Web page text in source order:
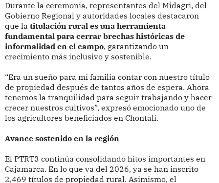
Durante la ceremonia, representantes del Midagri, del
Gobierno Regional y autoridades locales destacaron
que la titulación rural es una herramienta
fundamental para cerrar brechas históricas de
informalidad en el campo, garantizando un
crecimiento más inclusivo y sostenible.
“Era un sueño para mi familia contar con nuestro título
de propiedad después de tantos años de espera. Ahora
tenemos la tranquilidad para seguir trabajando y hacer
crecer nuestros cultivos”, expresó emocionado uno de
los agricultores beneficiados en Chontalí.
Avance sostenido en la región
El PTRT3 continúa consolidando hitos importantes en
Cajamarca. En lo que va del 2026, ya se han inscrito
2,469 títulos de propiedad rural. Asimismo, el